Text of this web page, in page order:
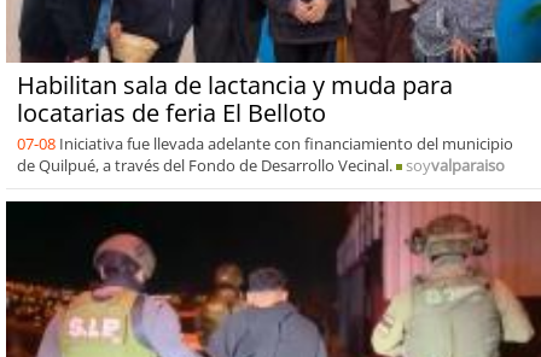
Habilitan sala de lactancia y muda para
locatarias de feria El Belloto
07-08 Iniciativa fue llevada adelante con financiamiento del municipio
de Quilpué, a través del Fondo de Desarrollo Vecinal.
soyvalparaiso